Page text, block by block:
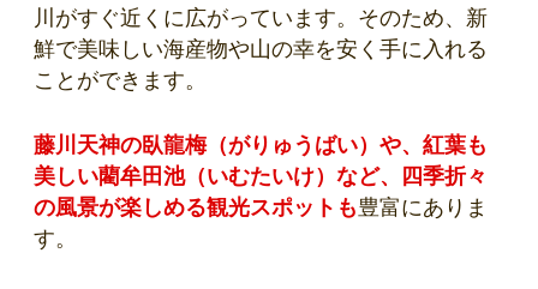
川がすぐ近くに広がっています。そのため、新
鮮で美味しい海産物や山の幸を安く手に入れる
ことができます。
藤川天神の臥龍梅（がりゅうばい）や、紅葉も
美しい藺牟田池（いむたいけ）など、四季折々
の風景が楽しめる観光スポットも豊富にありま
す。